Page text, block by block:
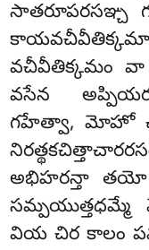
సాతరూపరసఞ్చ
వచీవీతిక్కమం
వసేన
గహేత్వా, మోహో చ
అభిహరన్తా తయో
వియ చిర కాలం